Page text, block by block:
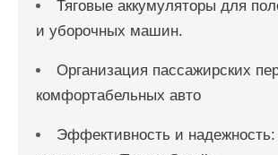
Тяговые аккумуляторы для
и уборочных машин.
Организация пассажирских
комфортабельных авто
Эффективность и надежность: